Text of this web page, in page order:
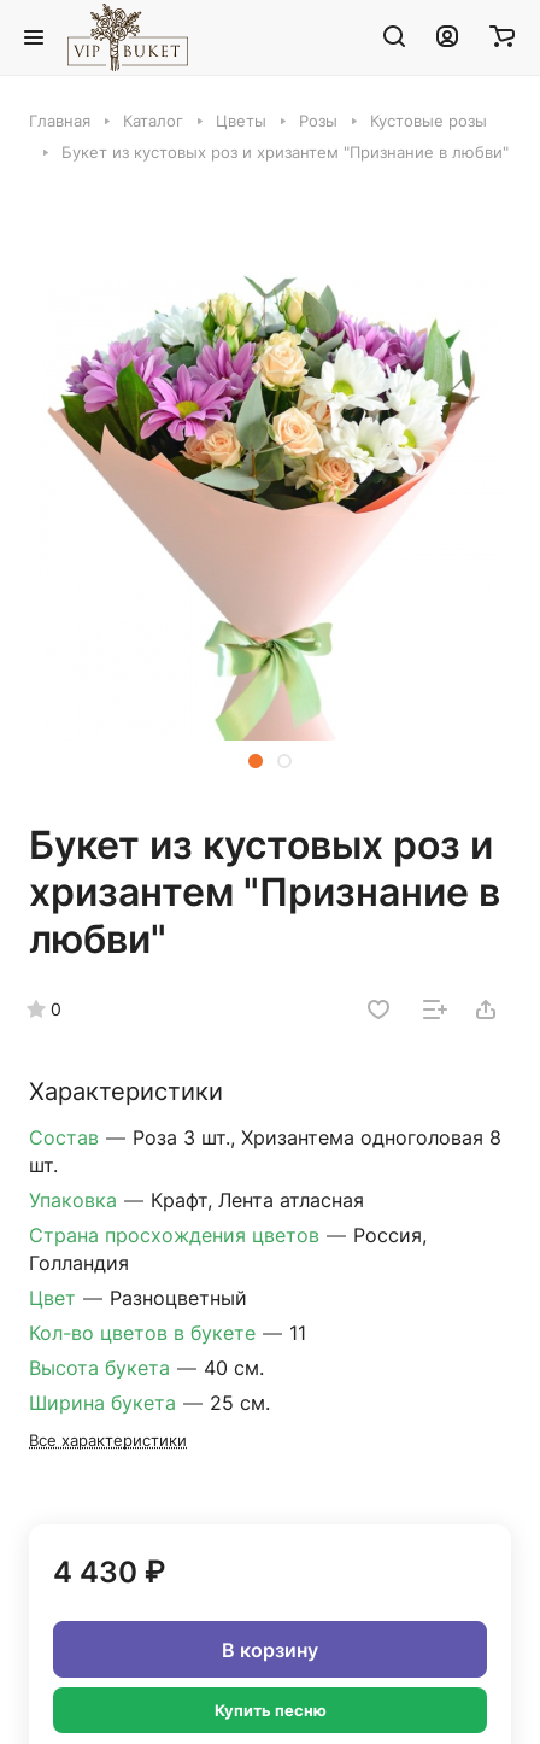
Главная Каталог Цветы Розы
Кустовые розы
Букет из кустовых роз и хризантем "Признание в любви"
Букет из кустовых роз и
хризантем "Признание в
любви"
0
Характеристики
Состав — Роза 3 шт., Хризантема одноголовая 8
шт.
Упаковка — Крафт, Лента атласная
Страна просхождения цветов — Россия,
Голландия
Цвет — Разноцветный
Кол-во цветов в букете — 11
Высота букета — 40 см.
Ширина букета — 25 см.
Все характеристики
4 430 ₽
В корзину
Купить песню